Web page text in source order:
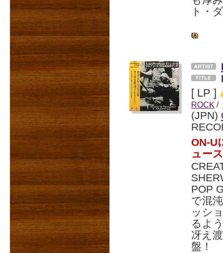
ト・
[ LP ]
ROCK /
(JPN)
ON-U
ュー
POP
で混
ッシ
るよ
冴え
盤！